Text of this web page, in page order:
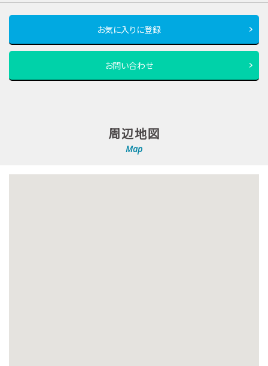
お気に入りに登録
お問い合わせ
周辺地図
Map